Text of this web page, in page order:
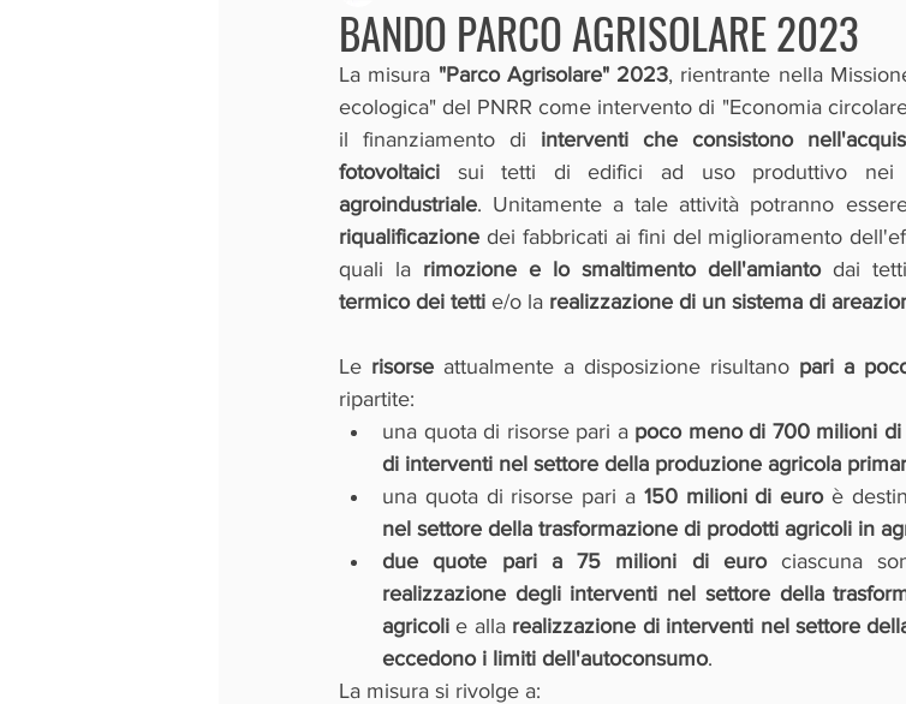
BANDO PARCO AGRISOLARE 2023
La misura "Parco Agrisolare" 2023, rientrante nella
ecologica" del PNRR come intervento di "Economia
il finanziamento di interventi che consistono
fotovoltaici sui tetti di edifici ad uso produttivo
agroindustriale. Unitamente a tale attività potranno
riqualificazione dei fabbricati ai fini del miglioramento
quali la rimozione e lo smaltimento dell'amianto dai
termico dei tetti e/o la realizzazione di un sistema di
Le risorse attualmente a disposizione risultano pari a
ripartite:
una quota di risorse pari a poco meno di 700 milioni
di interventi nel settore della produzione agricola
una quota di risorse pari a 150 milioni di euro è
nel settore della trasformazione di prodotti agricoli in
due quote pari a 75 milioni di euro
realizzazione degli interventi nel settore della
agricoli e alla realizzazione di interventi nel settore
eccedono i limiti dell'autoconsumo.
La misura si rivolge a: